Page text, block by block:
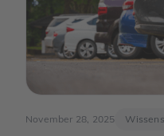
November 28, 2025